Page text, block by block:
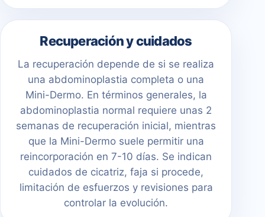
Recuperación y cuidados
La recuperación depende de si se realiza
una abdominoplastia completa o una
Mini-Dermo. En términos generales, la
abdominoplastia normal requiere unas 2
semanas de recuperación inicial, mientras
que la Mini-Dermo suele permitir una
reincorporación en 7-10 días. Se indican
cuidados de cicatriz, faja si procede,
limitación de esfuerzos y revisiones para
controlar la evolución.